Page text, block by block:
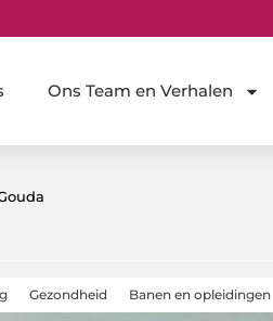
Ons Team en Verhalen
Gezondheid Banen en opleidingen